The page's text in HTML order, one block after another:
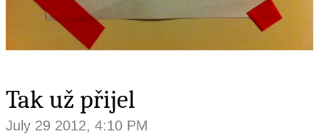
Tak už přijel
July 29 2012, 4:10 PM